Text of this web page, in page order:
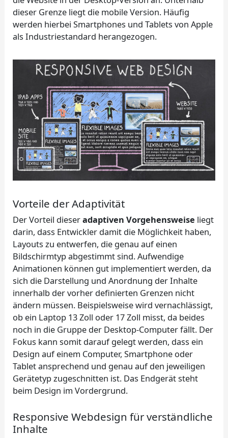
dieser Grenze liegt die mobile Version. Häufig
werden hierbei Smartphones und Tablets von Apple
als Industriestandard herangezogen.
Vorteile der Adaptivität
Der Vorteil dieseradaptiven Vorgehensweise liegt
darin, dass Entwickler damit die Möglichkeit haben,
Layouts zu entwerfen, die genau auf einen
Bildschirmtyp abgestimmt sind. Aufwendige
Animationen können gut implementiert werden, da
sich die Darstellung und Anordnung der Inhalte
innerhalb der vorher definierten Grenzen nicht
ändern müssen. Beispielsweise wird vernachlässigt,
ob ein Laptop 13 Zoll oder 17 Zoll misst, da beides
noch in die Gruppe der Desktop-Computer fällt. Der
Fokus kann somit darauf gelegt werden, dass ein
Design auf einem Computer, Smartphone oder
Tablet ansprechend und genau auf den jeweiligen
Gerätetyp zugeschnitten ist. Das Endgerät steht
beim Design im Vordergrund.
Responsive Webdesign für verständliche
Inhalte